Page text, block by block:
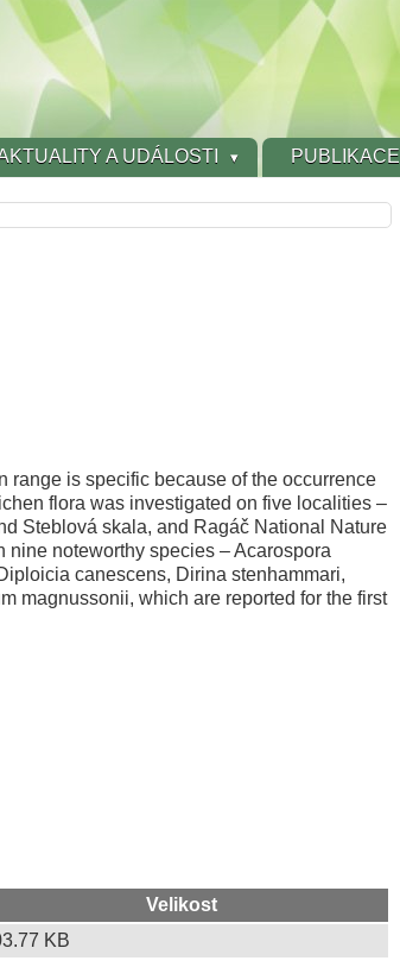
A UDÁLOSTI PUBLIKACE
range is specific because of the occurrence
flora was investigated on five localities –
Steblová skala, and Ragáč National Nature
nine noteworthy species – Acarospora
canescens, Dirina stenhammari,
magnussonii, which are reported for the first
Velikost
KB